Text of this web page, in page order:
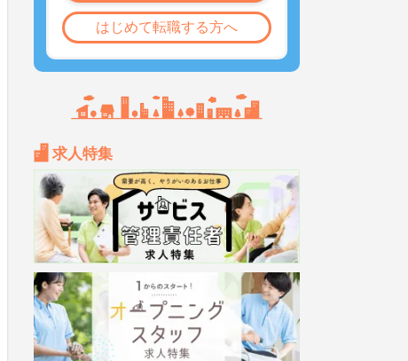
はじめて転職する方へ
求人特集